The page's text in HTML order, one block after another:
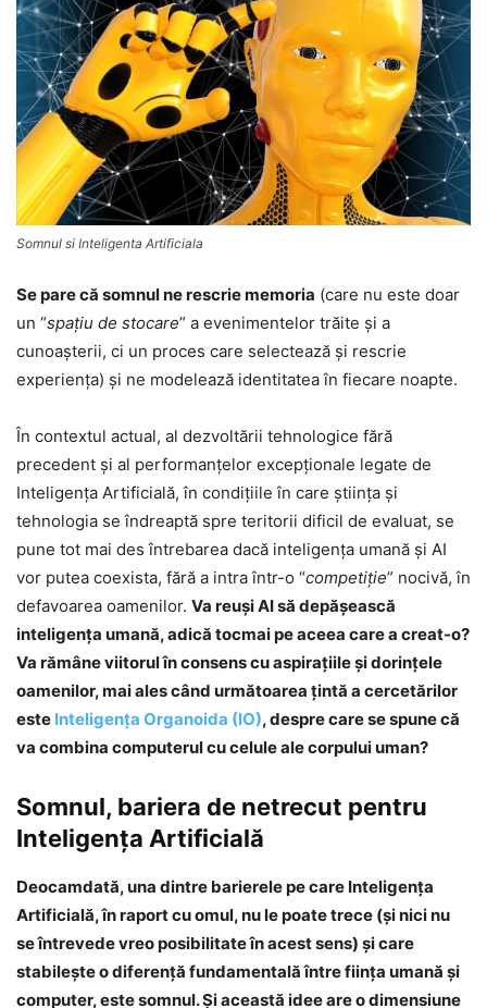
Somnul si Inteligenta Artificiala
Se pare că somnul ne rescrie memoria (care nu este doar
un “spaţiu de stocare” a evenimentelor trăite şi a
cunoaşterii, ci un proces care selectează şi rescrie
experienţa) şi ne modelează identitatea în fiecare noapte.
În contextul actual, al dezvoltării tehnologice fără
precedent şi al performanţelor excepţionale legate de
Inteligenţa Artificială, în condiţiile în care ştiinţa şi
tehnologia se îndreaptă spre teritorii dificil de evaluat, se
pune tot mai des întrebarea dacă inteligenţa umană şi AI
vor putea coexista, fără a intra într-o “competiţie” nocivă, în
defavoarea oamenilor. Va reuşi AI să depăşească
inteligenţa umană, adică tocmai pe aceea care a creat-o?
Va rămâne viitorul în consens cu aspiraţiile şi dorinţele
oamenilor, mai ales când următoarea ţintă a cercetărilor
este Inteligenţa Organoida (IO), despre care se spune că
va combina computerul cu celule ale corpului uman?
Somnul, bariera de netrecut pentru
Inteligenţa Artificială
Deocamdată, una dintre barierele pe care Inteligenţa
Artificială, în raport cu omul, nu le poate trece (şi nici nu
se întrevede vreo posibilitate în acest sens) şi care
stabileşte o diferenţă fundamentală între fiinţa umană şi
computer, este somnul. Şi această idee are o dimensiune